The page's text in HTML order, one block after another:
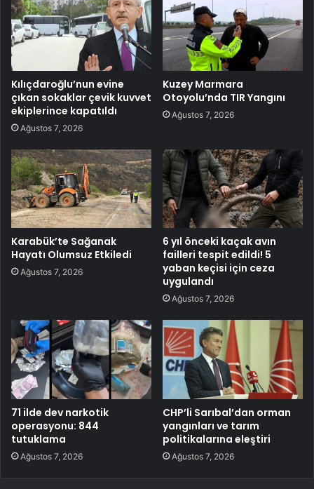
Kılıçdaroğlu’nun evine
çıkan sokaklar çevik kuvvet
ekiplerince kapatıldı
Ağustos 7, 2026
Kuzey Marmara
Otoyolu’nda TIR Yangını
Ağustos 7, 2026
Karabük’te Sağanak
Hayatı Olumsuz Etkiledi
Ağustos 7, 2026
6 yıl önceki kaçak avın
failleri tespit edildi! 5
yaban keçisi için ceza
uygulandı
Ağustos 7, 2026
71 ilde dev narkotik
operasyonu: 844
tutuklama
Ağustos 7, 2026
CHP’li Sarıbal’dan orman
yangınları ve tarım
politikalarına eleştiri
Ağustos 7, 2026